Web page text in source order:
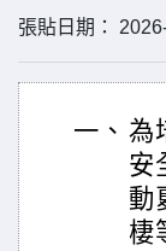
張貼日期：
一、 為
安
動
棲